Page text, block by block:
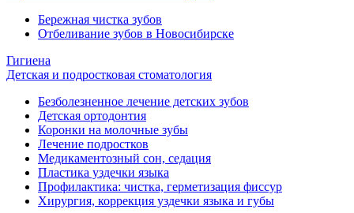
Бережная чистка зубов
Отбеливание зубов в Новосибирске
Гигиена
Детская и подростковая стоматология
Безболезненное лечение детских зубов
Детская ортодонтия
Коронки на молочные зубы
Лечение подростков
Медикаментозный сон, седация
Пластика уздечки языка
Профилактика: чистка, герметизация фиссур
Хирургия, коррекция уздечки языка и губы